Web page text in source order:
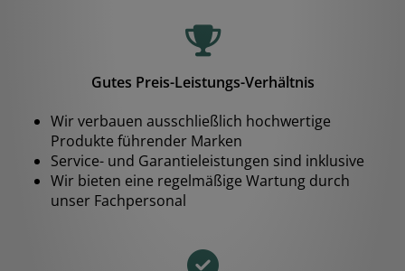
Gutes Preis-Leistungs-Verhältnis
Wir verbauen ausschließlich hochwertige
Produkte führender Marken
Service- und Garantieleistungen sind inklusive
Wir bieten eine regelmäßige Wartung durch
unser Fachpersonal